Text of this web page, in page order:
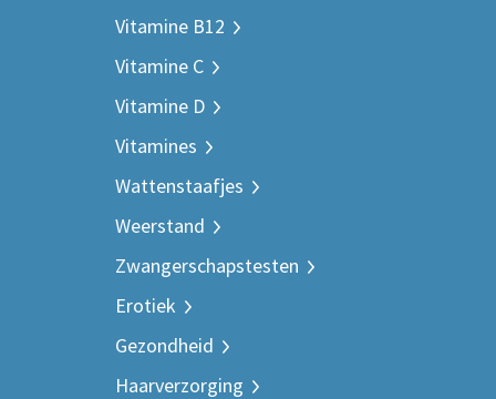
Vitamine B12
Vitamine C
Vitamine D
Vitamines
Wattenstaafjes
Weerstand
Zwangerschapstesten
Erotiek
Gezondheid
Haarverzorging